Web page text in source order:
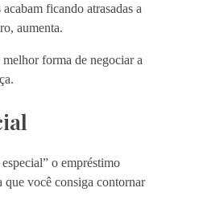
ficando atrasadas a
aumenta.
forma de negociar a
o empréstimo
que você consiga contornar